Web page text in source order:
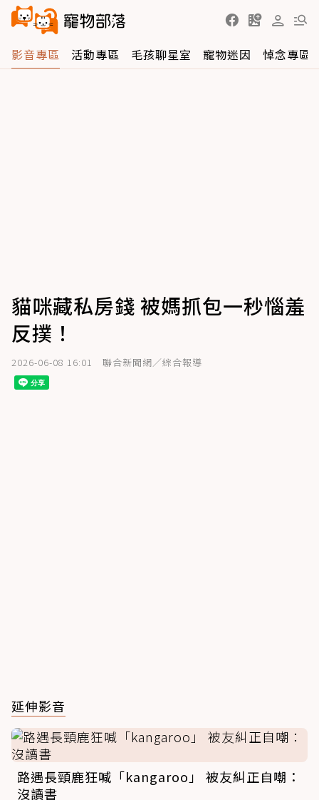
影音專區 活動專區 毛孩聊星室 寵物迷因 悼念專區
貓咪藏私房錢 被媽抓包一秒惱羞
反撲！
2026-06-08 16:01 聯合新聞網／綜合報導
延伸影音
路遇長頸鹿狂喊「kangaroo」 被友糾正自嘲：
沒讀書